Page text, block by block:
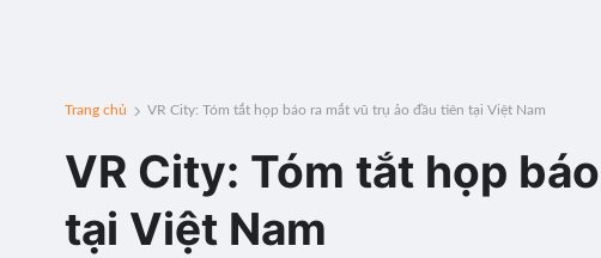
Trang chủ VR City: Tóm tắt họp báo ra mắt vũ trụ ảo đầu tiên tại Việt Nam
VR City: Tóm tắt họp
tại Việt Nam